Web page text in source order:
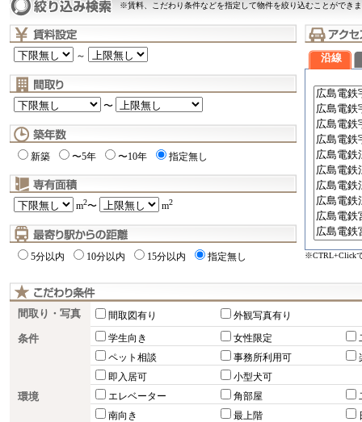
※賃料、こだわり条件などを指定して物件を絞り込むことができ
～
〜
新築 〜5年 〜10年 指定無し
m2〜 m2
5分以内 10分以内 15分以内 指定無し
沿線
※CTRL+Click
間取り・写真 間取図有り 外観写真有り
条件 学生向き 女性限定
ペット相談
事務所利用可
即入居可
小型犬可
環境 エレベーター 角部屋
南向き
最上階